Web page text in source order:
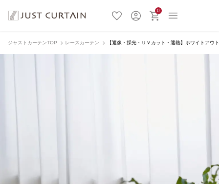
0
ジャストカーテンTOP レースカーテン 【遮像・採光・ＵＶカット・遮熱】ホワイトア